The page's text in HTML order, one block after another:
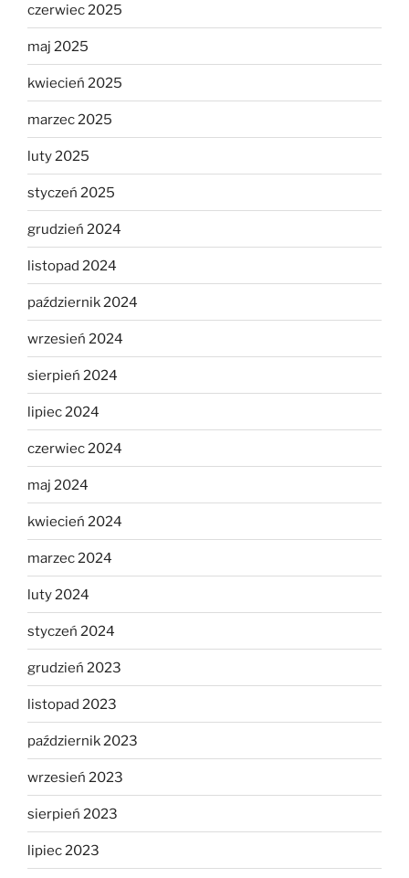
czerwiec 2025
maj 2025
kwiecień 2025
marzec 2025
luty 2025
styczeń 2025
grudzień 2024
listopad 2024
październik 2024
wrzesień 2024
sierpień 2024
lipiec 2024
czerwiec 2024
maj 2024
kwiecień 2024
marzec 2024
luty 2024
styczeń 2024
grudzień 2023
listopad 2023
październik 2023
wrzesień 2023
sierpień 2023
lipiec 2023